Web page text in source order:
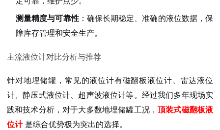
测量精度与可靠性：确保长期稳定、准确的液位数据，保
障库存管理和安全生产。
主流液位计对比分析与推荐
针对地埋储罐，常见的液位计有磁翻板液位计、雷达液位
计、静压式液位计、超声波液位计等。经过我们多年现场实
践和技术分析，对于大多数地埋储罐工况，顶装式磁翻板液
位计 是综合优势极为突出的选择。